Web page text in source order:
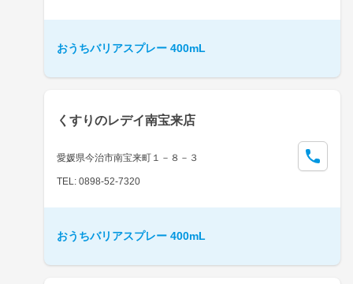
おうちバリアスプレー 400mL
くすりのレデイ南宝来店
愛媛県今治市南宝来町１－８－３
TEL: 0898-52-7320
おうちバリアスプレー 400mL